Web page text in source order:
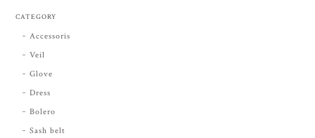
CATEGORY
Accessoris
Veil
Glove
Dress
Bolero
Sash belt